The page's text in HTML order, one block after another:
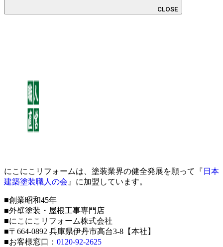
CLOSE
にこにこリフォームは、塗装業界の健全発展を願って『 日本
建築塗装職人の会 』に加盟しています。
■創業昭和45年
■外壁塗装・屋根工事専門店
■にこにこリフォーム株式会社
■〒664-0892 兵庫県伊丹市高台3-8【本社】
■お客様窓口： 0120-92-2625